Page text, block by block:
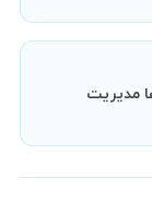
مدیریت